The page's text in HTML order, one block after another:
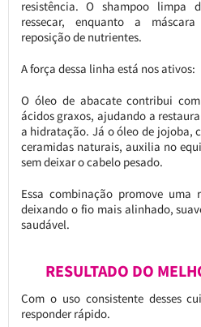
resistência. O shampoo limpa
ressecar, enquanto a
reposição de nutrientes.
A força dessa linha está nos ativos:
O óleo de abacate contribui
ácidos graxos, ajudando a
a hidratação. Já o óleo de jojoba,
ceramidas naturais, auxilia no
sem deixar o cabelo pesado.
Essa combinação promove uma
deixando o fio mais alinhado,
saudável.
RESULTADO DO
Com o uso consistente desses
responder rápido.